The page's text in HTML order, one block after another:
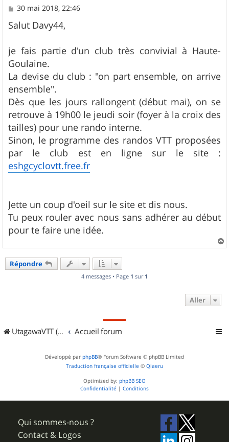
M
s
s
g
e
30 mai 2018, 22:46
Salut Davy44,
je fais partie d'un club très convivial à Haute-
Goulaine.
La devise du club : "on part ensemble, on arrive
ensemble".
Dès que les jours rallongent (début mai), on se
retrouve à 19h00 le jeudi soir (foyer à la croix des
tailles) pour une rando interne.
Sinon, le programme des randos VTT proposées
par le club est en ligne sur le site :
eshgcyclovtt.free.fr
Jette un coup d'oeil sur le site et dis nous.
Tu peux rouler avec nous sans adhérer au début
pour te faire une idée.
a
Répondre
4 messages • Page 1 sur 1
Aller
UtagawaVTT (Randos VTT et VTTAE avec traces GPS) Accueil forum
Développé par phpBB® Forum Software © phpBB Limited
Traduction française officielle © Qiaeru
Optimized by: phpBB SEO
Confidentialité | Conditions
Qui sommes-nous ?
Contact & Logos